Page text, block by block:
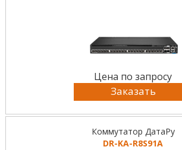
Цена по запросу
Заказать
Коммутатор ДатаРу
DR-KА-R8S91A